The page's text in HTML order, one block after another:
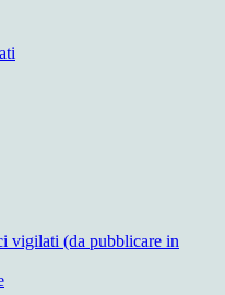
vigilati (da pubblicare in